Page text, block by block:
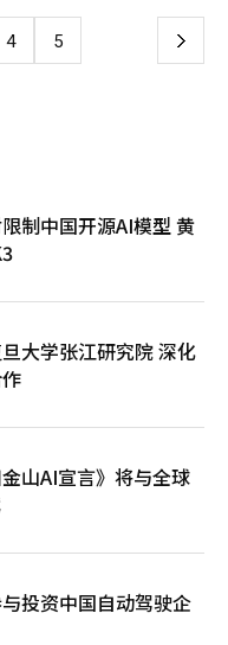
扩展为体验的领域，而不
司也希望运营能够让年轻
销售宣传，而是提前体
略会议上提出，遗产IP的
大增长支柱。2030年的
超过15%是中长期目标。
也十分积
，其中10余款将在明年发
新德市》、《限制零破坏
立一个可预测的、持续增
化其以往依赖特定大型
额创下历史最高，而移
续增长的
初期热销是否能转化为长
能吸引海外用户，以及移
关键因素。随着大型新作
增加，因此收益管理也显
一季度的表现来看，实现
要实现NC所强调的“可
和地区证明可重复的热销
年销售5万亿韩元，正
个可预测的、持续增长的
系统翻译与编辑。
海外书籍在国内出版的速
作需要数月时间，而现
越多的案例显示，利用生
制作摘要内容和个性化推
自动编辑功能和摘要服务
去需要数万元的封面图像
部分读者群
信息传递为主的内容中，
情感和个性重要的领域，
取代出版人。简单重复的
编辑和策展则由人类负
和全球扩展性日益重要的
的新竞争力。※ 本报道经
门整合体系。此次组织改
为了成功推动韩美制药的
中心和融合中心等三个中
新的初期管线。此外，国
以增强对外的地位，
和业务管理中心，以支持
会”将临床中心重新编制
资组合，包括新项目和品
在6日组织改革方案公布
市政厅会议，向员工们解
次组织改革“并非仅仅是
构建一个能够在任何危
一个团队”体系。黄代表
注于实现业务目标的全公
有机连接的整合体系，
译与编辑。
4 5 下
制中国开源AI模型 黄
大学张江研究院 深化
山AI宣言》将与全球
投资中国自动驾驶企